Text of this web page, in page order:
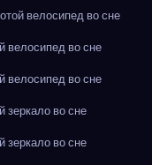
велосипед во сне
велосипед во сне
велосипед во сне
зеркало во сне
зеркало во сне